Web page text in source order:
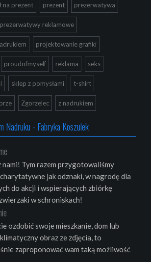
na prezent prezent prezerwatywa
prezerwatywy reklamowe
projektowanie grafiki
proudofmyself reklama seks
sklep z pomysłami t-shirt
Zgorzelec z nadrukiem
Nadruku - Fabryka Koszulek
nami! Tym razem przygotowaliśmy
jak odznaki, w nagrodę dla
do akcji i wspierających zbiórkę
w schroniskach!
ozdobić swoje mieszkanie, dom lub
obraz ze zdjęcia, to
zaproponować wam taką możliwość